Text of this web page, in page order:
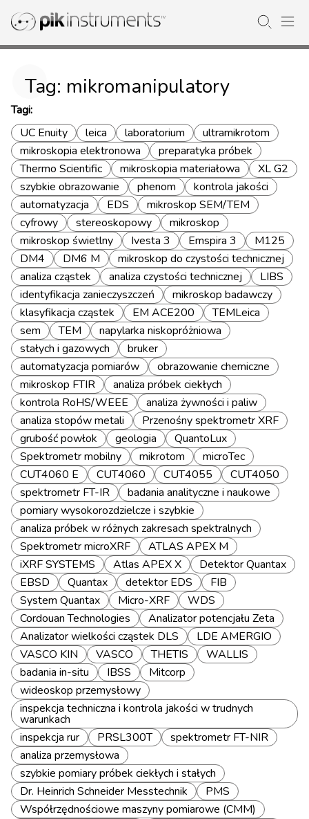
Tag: mikromanipulatory
Tagi:
UC Enuity
leica laboratorium
ultramikrotom
mikroskopia elektronowa
preparatyka próbek
Thermo Scientific
mikroskopia materiałowa
XL G2
szybkie obrazowanie
phenom
kontrola jakości
automatyzacja
EDS
mikroskop SEM/TEM
cyfrowy
stereoskopowy
mikroskop
mikroskop świetlny
Ivesta 3 Emspira 3
M125
DM4
DM6 M
mikroskop do czystości technicznej
analiza cząstek
analiza czystości technicznej
LIBS
identyfikacja zanieczyszczeń
mikroskop badawczy
klasyfikacja cząstek
EM ACE200
TEMLeica
sem
TEM
napylarka niskopróżniowa
stałych i gazowych
bruker
automatyzacja pomiarów
obrazowanie chemiczne
mikroskop FTIR
analiza próbek ciekłych
kontrola RoHS/WEEE
analiza żywności i paliw
analiza stopów metali
Przenośny spektrometr XRF
grubość powłok
geologia
QuantoLux
Spektrometr mobilny
mikrotom
microTec
CUT4060 E
CUT4060 CUT4055
CUT4050
spektrometr FT-IR
badania analityczne i naukowe
pomiary wysokorozdzielcze i szybkie
analiza próbek w różnych zakresach spektralnych
Spektrometr microXRF
ATLAS APEX M
iXRF SYSTEMS
Atlas APEX X
Detektor Quantax
EBSD
Quantax detektor EDS
FIB
System Quantax
Micro-XRF
WDS
Cordouan Technologies
Analizator potencjału Zeta
Analizator wielkości cząstek DLS
LDE AMERGIO
VASCO KIN
VASCO THETIS
WALLIS
badania in-situ
IBSS
Mitcorp
wideoskop przemysłowy
inspekcja techniczna i kontrola jakości w trudnych
warunkach
inspekcja rur
PRSL300T
spektrometr FT-NIR
analiza przemysłowa
szybkie pomiary próbek ciekłych i stałych
Dr. Heinrich Schneider Messtechnik
PMS
Współrzędnościowe maszyny pomiarowe (CMM)